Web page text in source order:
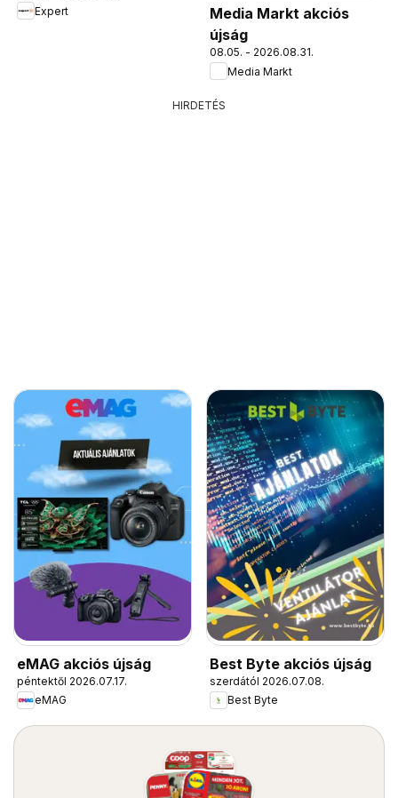
Expert
Media Markt akciós
újság
08.05. - 2026.08.31.
Media Markt
HIRDETÉS
eMAG akciós újság
péntektől 2026.07.17.
eMAG
Best Byte akciós újság
szerdától 2026.07.08.
Best Byte